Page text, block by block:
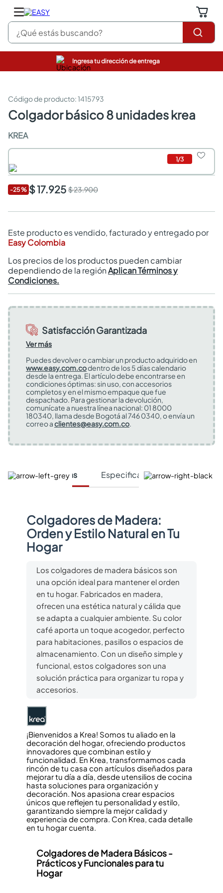
¿Qué estás buscando?
Ingresa tu dirección de entrega
:1415793
colgador básico 8 unidades krea
KREA
1/3
-25% $ 17.925$ 23.900
Este producto es vendido, facturado y entregado por
Easy Colombia
Los precios de los productos pueden cambiar
dependiendo de la regiónAplican Términos y
Condiciones.
Satisfacción Garantizada
Ver más
Puedes devolver o cambiar un producto adquirido en
www.easy.com.codentro de los 5 días calendario
desde la entrega. El artículo debe encontrarse en
condiciones óptimas: sin uso, con accesorios
completos y en el mismo empaque que fue
despachado. Para gestionar la devolución,
comunícate a nuestra línea nacional: 01 8000
180340, llama desde Bogotá al 746 0340, o envía un
correo aclientes@easy.com.co.
Características Especificaciones Técnicas
Colgadores de Madera:
Orden y Estilo Natural en Tu
Hogar
Los colgadores de madera básicos son
una opción ideal para mantener el orden
en tu hogar. Fabricados en madera,
ofrecen una estética natural y cálida que
se adapta a cualquier ambiente. Su color
café aporta un toque acogedor, perfecto
para habitaciones, pasillos o espacios de
almacenamiento. Con un diseño simple y
funcional, estos colgadores son una
solución práctica para organizar tu ropa y
accesorios.
¡Bienvenidos a Krea! Somos tu aliado en la
decoración del hogar, ofreciendo productos
innovadores que combinan estilo y
funcionalidad. En Krea, transformamos cada
rincón de tu casa con artículos diseñados para
mejorar tu día a día, desde utensilios de cocina
hasta soluciones para organización y
decoración. Nos apasiona crear espacios
únicos que reflejen tu personalidad y estilo,
garantizando siempre la mejor calidad y
experiencia de compra. Con Krea, cada detalle
en tu hogar cuenta.
Colgadores de MaderaBásicos -
Prácticos y Funcionales para tu
Hogar
pinturas
sanitarios
comedor
pisos
armarios closet
comedores
neveras